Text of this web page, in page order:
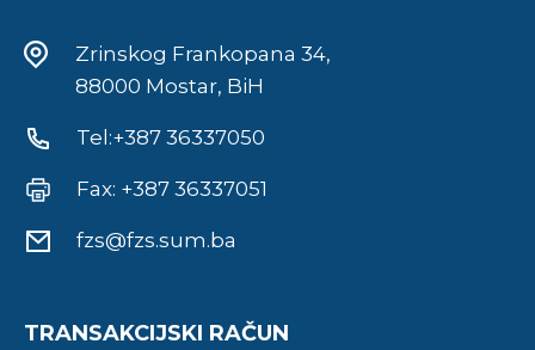
Zrinskog Frankopana 34,
88000 Mostar, BiH
Tel:+387 36337050
Fax: +387 36337051
fzs@fzs.sum.ba
TRANSAKCIJSKI RAČUN